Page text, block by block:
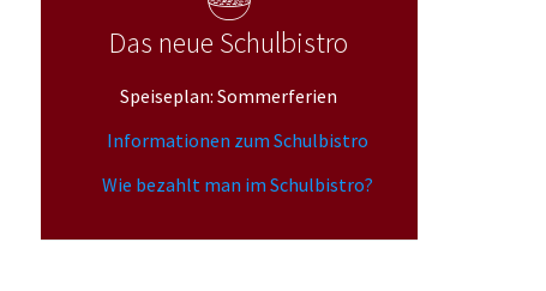
Das neue Schulbistro
Speiseplan: Sommerferien
Informationen zum Schulbistro
Wie bezahlt man im Schulbistro?